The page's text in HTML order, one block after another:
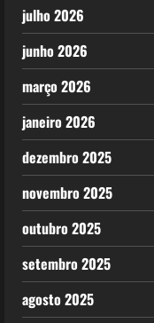
julho 2026
junho 2026
março 2026
janeiro 2026
dezembro 2025
novembro 2025
outubro 2025
setembro 2025
agosto 2025